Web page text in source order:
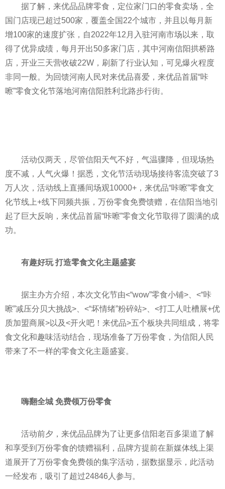
据了解，来优品品牌零食，定位家门口的零食卖场，全
国门店现已超过500家，覆盖全国22个城市，并且以每月新
增100家的速度扩张，自2022年12月入驻河南市场以来，取
得了优异成绩，每月开出50多家门店，其中河南信阳拱桥路
店，开业三天营收破22W，刷新了行业认知，可见爆火程度
非同一般。为回馈河南人民对来优品喜爱，来优品首届“咔
嚓”零食文化节落地河南信阳胜利北路步行街。
活动仅两天，尽管信阳天气不好，气温骤降，但现场热
度不减，人气火爆！据悉，文化节活动现场接待客流突破了3
万人次，活动线上直播间场观10000+，来优品“咔嚓”零食文
化节线上+线下同频共振，万份零食免费馈赠，在信阳当地引
起了巨大反响，来优品首届“咔嚓”零食文化节取得了圆满的成
功。
有趣好玩 打造零食文化主题盛宴
据主办方介绍，本次文化节由<“wow”零食小铺>、<“咔
嚓”减压分贝大挑战>、<“坏情绪”粉碎站>、<打工人吐槽展+优
质加盟商展>以及<开火吧！来优品>五个板块共同组成，将零
食文化和趣味活动结合，现场准备了万份零食，为信阳人民
带来了不一样的零食文化主题盛宴。
嗨翻全城 免费领万份零食
活动前夕，来优品品牌为了让更多信阳老百多渠道了解
和享受到万份零食的馈赠福利，品牌方提前在新媒体线上渠
道展开了万份零食免费领的集字活动，据数据显示，此活动
一经发布，吸引了超过24846人参与。